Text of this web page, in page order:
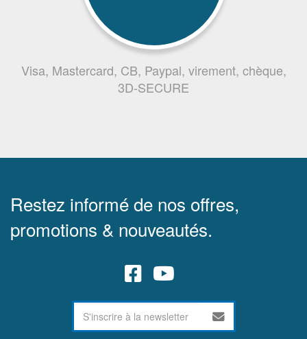
Visa, Mastercard, CB, Paypal, virement, chèque,
3D-SECURE
Restez informé de nos offres,
promotions & nouveautés.